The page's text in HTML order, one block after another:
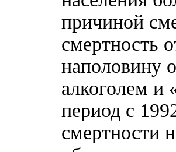
причиной
смертность
наполовину
алкоголем и
период с
смертности